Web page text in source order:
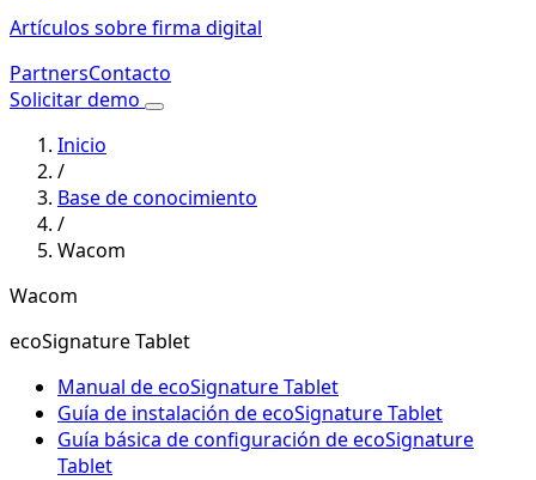
Artículos sobre firma digital
PartnersContacto
Solicitar demo
Inicio
/
Base de conocimiento
/
Wacom
Wacom
ecoSignature Tablet
Manual de ecoSignature Tablet
Guía de instalación de ecoSignature Tablet
Guía básica de configuración de ecoSignature
Tablet